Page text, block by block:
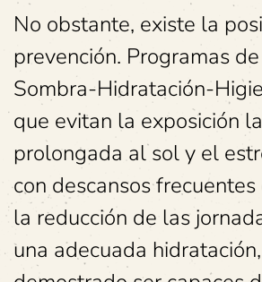
No obstante, existe la
prevención. Programas
Sombra-Hidratación-
que evitan la exposición
prolongada al sol y el
con descansos
la reducción de las
una adecuada